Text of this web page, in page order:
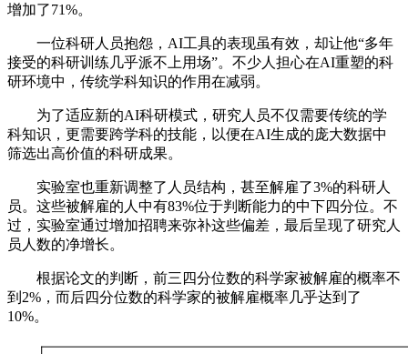
增加了71%。
一位科研人员抱怨，AI工具的表现虽有效，却让他“多年
接受的科研训练几乎派不上用场”。不少人担心在AI重塑的科
研环境中，传统学科知识的作用在减弱。
为了适应新的AI科研模式，研究人员不仅需要传统的学
科知识，更需要跨学科的技能，以便在AI生成的庞大数据中
筛选出高价值的科研成果。
实验室也重新调整了人员结构，甚至解雇了3%的科研人
员。这些被解雇的人中有83%位于判断能力的中下四分位。不
过，实验室通过增加招聘来弥补这些偏差，最后呈现了研究人
员人数的净增长。
根据论文的判断，前三四分位数的科学家被解雇的概率不
到2%，而后四分位数的科学家的被解雇概率几乎达到了
10%。